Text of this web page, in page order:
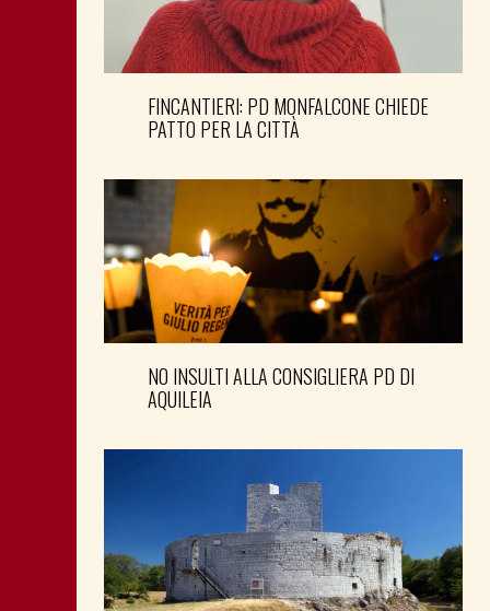
FINCANTIERI: PD MONFALCONE CHIEDE
PATTO PER LA CITTÀ
NO INSULTI ALLA CONSIGLIERA PD DI
AQUILEIA